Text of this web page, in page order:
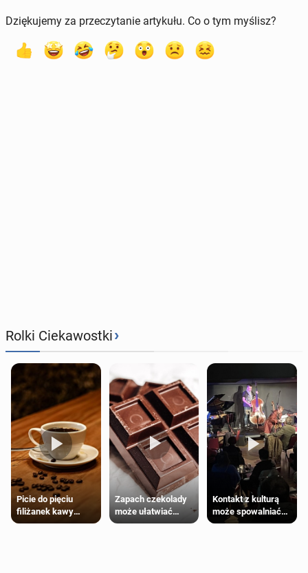
Dziękujemy za przeczytanie artykułu. Co o tym myślisz?
Rolki Ciekawostki›
Picie do pięciu
filiżanek kawy
dziennie jest
Zapach czekolady
może ułatwiać
trening siłowy
Kontakt z kulturą
może spowalniać
starzenie